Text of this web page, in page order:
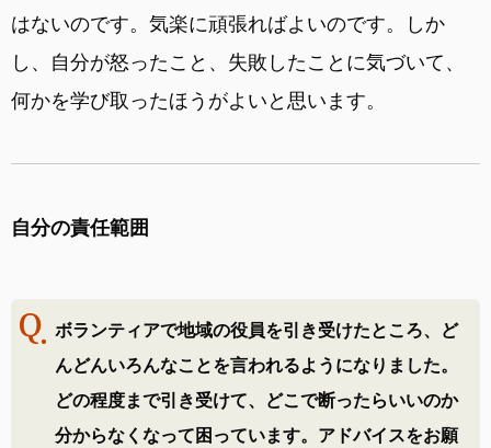
はないのです。気楽に頑張ればよいのです。しか
し、自分が怒ったこと、失敗したことに気づいて、
何かを学び取ったほうがよいと思います。
自分の責任範囲
ボランティアで地域の役員を引き受けたところ、ど
んどんいろんなことを言われるようになりました。
どの程度まで引き受けて、どこで断ったらいいのか
分からなくなって困っています。アドバイスをお願